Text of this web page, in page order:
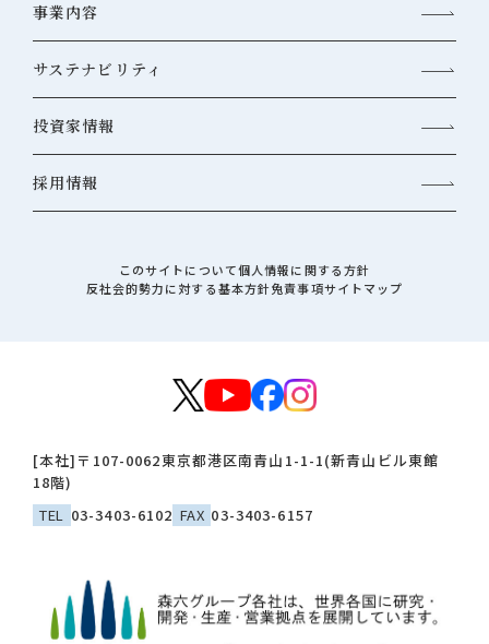
[本社] 〒107-0062東京都港区南青山1-1-1(新青山ビル東館
18階)
TEL 03-3403-6102 FAX 03-3403-6157
事業内容
サステナビリティ
投資家情報
採用情報
このサイトについて個人情報に関する方針
反社会的勢力に対する基本方針免責事項サイトマップ